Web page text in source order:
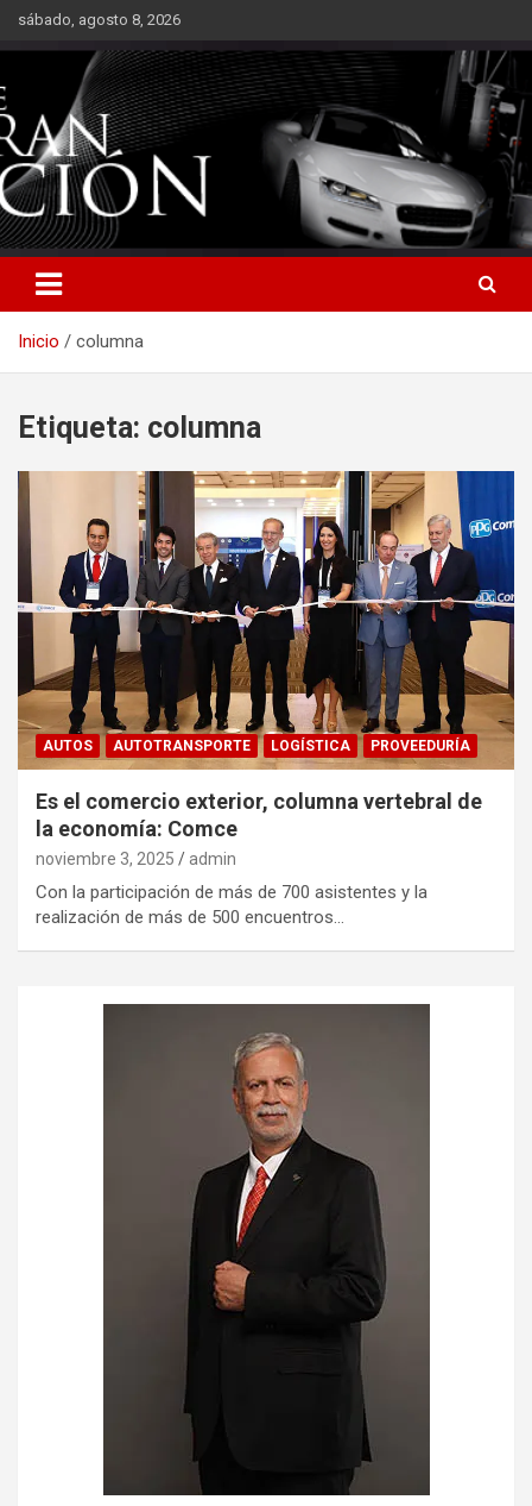
Saltarsábado, agosto 8, 2026
Inicio columna
Etiqueta: columna
AUTOS AUTOTRANSPORTE LOGÍSTICA PROVEEDURÍA
Es el comercio exterior, columna vertebral de
la economía: Comce
noviembre 3, 2025 admin
Con la participación de más de 700 asistentes y la
realización de más de 500 encuentros…